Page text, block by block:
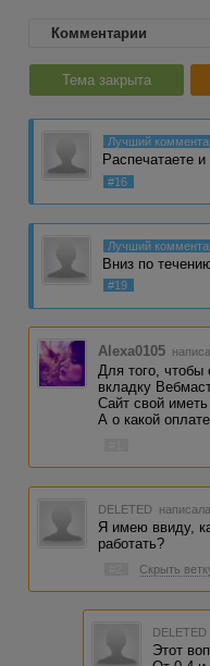
Комментарии
Тема закрыта
Лучший
Распечатаете
#16
Лучший
Вниз по
#19
Alexa0105
Для того, чтобы
вкладку
Сайт свой
А о какой
DELETED
Я имею ввиду,
работать?
Скрыть
DELETED
Этот